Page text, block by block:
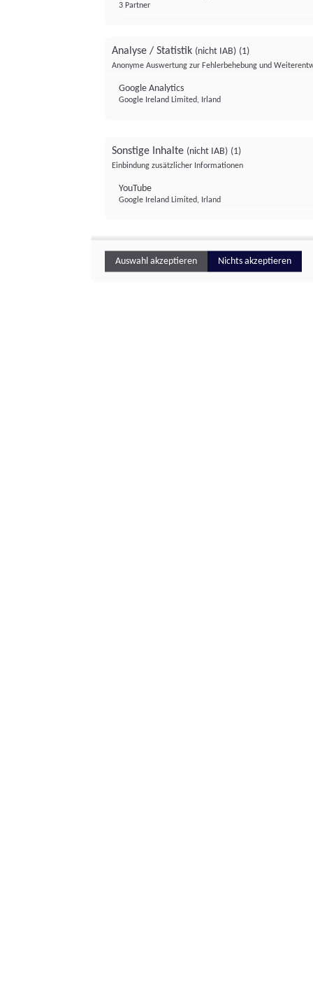
3 Partner
Analyse / Statistik (nicht IAB) (1)
Anonyme Auswertung zur Fehlerbehebung und
Google Analytics
Google Ireland Limited, Irland
Sonstige Inhalte (nicht IAB) (1)
Einbindung zusätzlicher Informationen
YouTube
Google Ireland Limited, Irland
Auswahl akzeptieren Nichts akzeptieren